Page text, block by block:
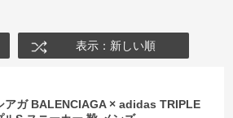
表示：新しい順
アガ BALENCIAGA × adidas TRIPLE